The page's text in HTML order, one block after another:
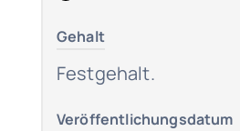
Gehalt
Festgehalt.
Veröffentlichungsdatum